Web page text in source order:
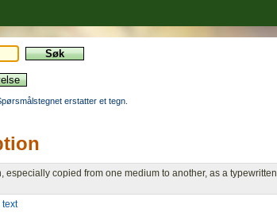
erstatter et tegn.
especially copied from one medium to another, as a typewritten
text